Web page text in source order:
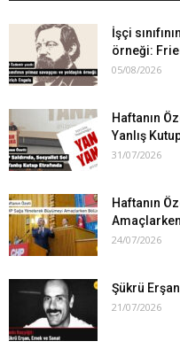
İşçi
örneği:
05/08/2026
Haftanın
Yanlış
31/07/2026
Haftanın
24/07/2026
Şükrü
21/07/2026